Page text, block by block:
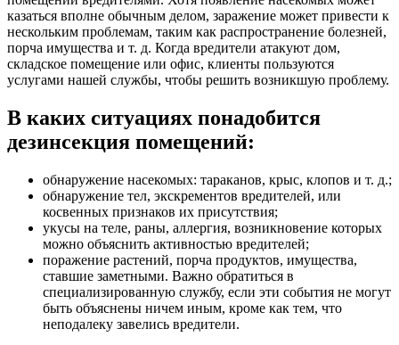
казаться вполне обычным делом, заражение может привести к
нескольким проблемам, таким как распространение болезней,
порча имущества и т. д. Когда вредители атакуют дом,
складское помещение или офис, клиенты пользуются
услугами нашей службы, чтобы решить возникшую проблему.
В каких ситуациях понадобится
дезинсекция помещений:
обнаружение насекомых: тараканов, крыс, клопов и т. д.;
обнаружение тел, экскрементов вредителей, или
косвенных признаков их присутствия;
укусы на теле, раны, аллергия, возникновение которых
можно объяснить активностью вредителей;
поражение растений, порча продуктов, имущества,
ставшие заметными. Важно обратиться в
специализированную службу, если эти события не могут
быть объяснены ничем иным, кроме как тем, что
неподалеку завелись вредители.